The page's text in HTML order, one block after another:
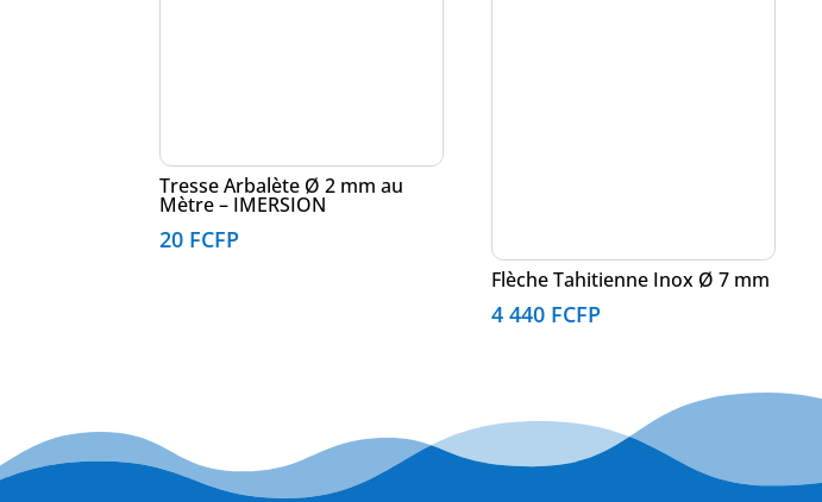
Tresse Arbalète Ø 2 mm au
Mètre – IMERSION
20 FCFP
Flèche Tahitienne Inox Ø 7 mm
4 440 FCFP